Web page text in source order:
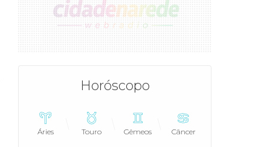
Horóscopo
Áries Touro Gêmeos Câncer